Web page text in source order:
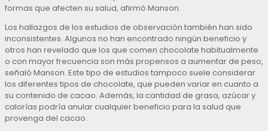
formas que afecten su salud, afirmó Manson.
Los hallazgos de los estudios de observación también han sido
inconsistentes. Algunos no han encontrado ningún beneficio y
otros han revelado que los que comen chocolate habitualmente
o con mayor frecuencia son más propensos a aumentar de peso,
señaló Manson. Este tipo de estudios tampoco suele considerar
los diferentes tipos de chocolate, que pueden variar en cuanto a
su contenido de cacao. Además, la cantidad de grasa, azúcar y
calorías podría anular cualquier beneficio para la salud que
provenga del cacao.